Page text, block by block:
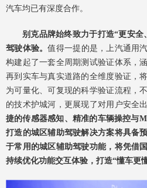
汽车均已有深度合作。
别克品牌始终致力于打造“更安全
驾驶体验。值得一提的是，上汽通用
构建起了一套全周期测试验证体系，
再到实车与真实道路的全维度验证，
为可量化、可复现的科学验证流程，
的技术护城河，更展现了对用户安全
捷的传感器感知、精准的车辆操控与
打造的城区辅助驾驶解决方案将具备
于常用的城区辅助驾驶功能，将凭借
持续优化功能交互体验，打造“懂车更